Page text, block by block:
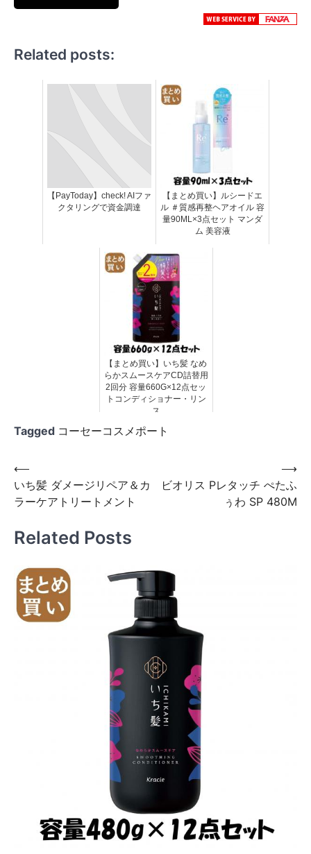
Related posts:
【PayToday】check! AIファ
クタリングで資金調達
【まとめ買い】ルシードエ
ル ＃質感再整ヘアオイル 容
量90ML×3点セット マンダ
ム 美容液
【まとめ買い】いち髪 なめ
らかスムースケアCD詰替用
2回分 容量660G×12点セッ
トコンディショナー・リン
ス
Tagged コーセーコスメポート
投
稿
ナ
ビ
ー
シ
ョ
⟵
いち髪 ダメージリペア＆カ
ラーケアトリートメント
ビオリス Pレタッチ ぺたふ
ぅわ SP 480M
⟶
Related Posts